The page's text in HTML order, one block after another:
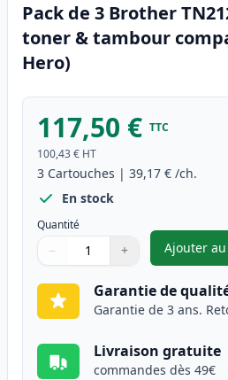
Pack de 3 Brother
toner & tambour
Hero)
117,50 € TTC
100,43 € HT
3 Cartouches | 39,17 € /ch.
En stock
Quantité
Quantité
Utilisez les boutons pour ajuster
− +
Quantité
Ajouter ,
Garantie de
Garantie de 3 ans.
Livraison gratuite
commandes dès 49€